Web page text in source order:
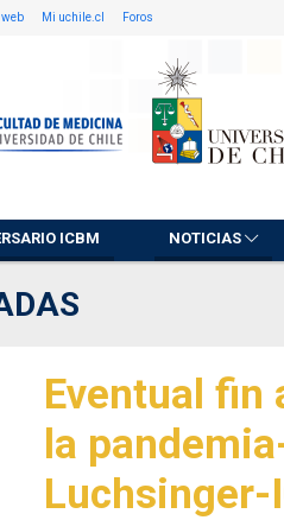
web Mi uchile.cl Foros
ICBM NOTICIAS
Eventual fin
la
Luchsinger-